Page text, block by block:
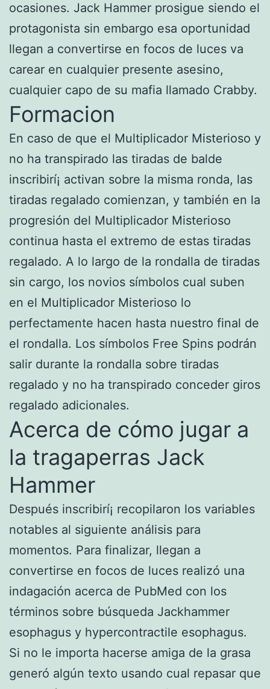
ocasiones. Jack Hammer prosigue siendo el
protagonista sin embargo esa oportunidad
llegan a convertirse en focos de luces va
carear en cualquier presente asesino,
cualquier capo de su mafia llamado Crabby.
Formacion
En caso de que el Multiplicador Misterioso y
no ha transpirado las tiradas de balde
inscribirí¡ activan sobre la misma ronda, las
tiradas regalado comienzan, y también en la
progresión del Multiplicador Misterioso
continua hasta el extremo de estas tiradas
regalado. A lo largo de la rondalla de tiradas
sin cargo, los novios símbolos cual suben
en el Multiplicador Misterioso lo
perfectamente hacen hasta nuestro final de
el rondalla. Los símbolos Free Spins podrán
salir durante la rondalla sobre tiradas
regalado y no ha transpirado conceder giros
regalado adicionales.
Acerca de cómo jugar a
la tragaperras Jack
Hammer
Después inscribirí¡ recopilaron los variables
notables al siguiente análisis para
momentos. Para finalizar, llegan a
convertirse en focos de luces realizó una
indagación acerca de PubMed con los
términos sobre búsqueda Jackhammer
esophagus y hypercontractile esophagus.
Si no le importa hacerse amiga de la grasa
generó algún texto usando cual repasar que